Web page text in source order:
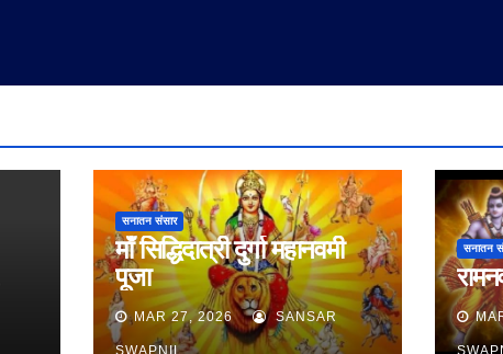
सनातन संसार
माँ सिद्धिदात्री दुर्गा महानवमी
पूजा
MAR 27, 2026 SANSAR
SWAPNIL
सनातन